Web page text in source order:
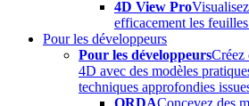
4D View Pro
efficacement les
Pour les développeurs
Pour les développeursCréez
4D avec des modèles
techniques approfondies
ORDAConcevez des